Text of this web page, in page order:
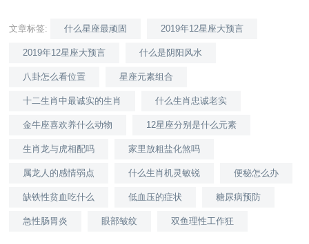
文章标签: 什么星座最顽固 2019年12星座大预言
2019年12星座大预言 什么是阴阳风水
八卦怎么看位置 星座元素组合
十二生肖中最诚实的生肖 什么生肖忠诚老实
金牛座喜欢养什么动物 12星座分别是什么元素
生肖龙与虎相配吗 家里放粗盐化煞吗
属龙人的感情弱点 什么生肖机灵敏锐 便秘怎么办
缺铁性贫血吃什么 低血压的症状 糖尿病预防
急性肠胃炎 眼部皱纹 双鱼理性工作狂